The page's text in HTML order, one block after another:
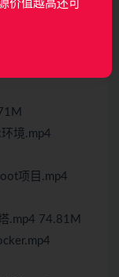
38.98M
35.81M
境.mp4
项目.mp4
.mp4 74.81M
价值越高还可